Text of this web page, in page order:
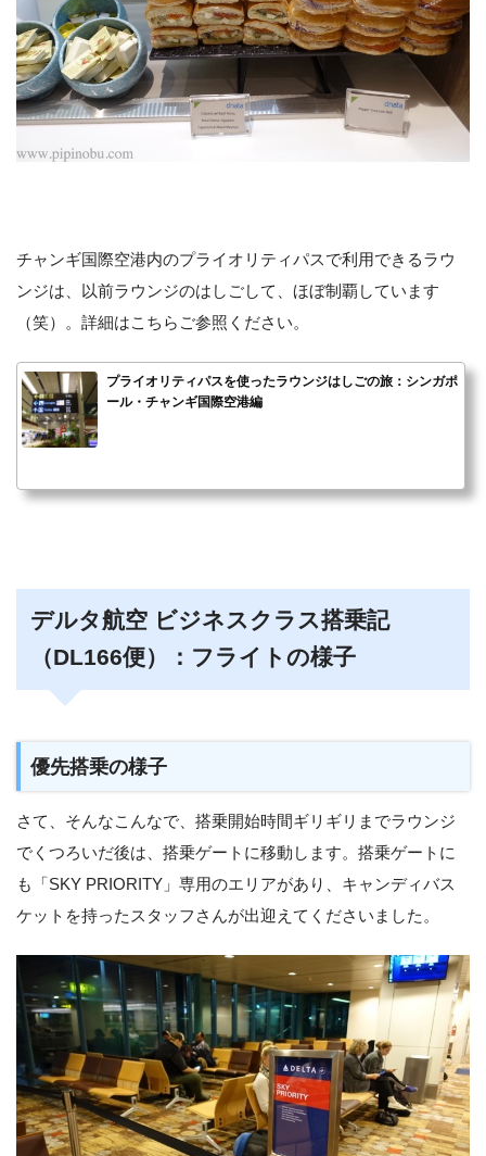
チャンギ国際空港内のプライオリティパスで利用できるラウ
ンジは、以前ラウンジのはしごして、ほぼ制覇しています
（笑）。詳細はこちらご参照ください。
プライオリティパスを使ったラウンジはしごの旅：シンガポ
ール・チャンギ国際空港編
デルタ航空 ビジネスクラス搭乗記
（DL166便）：フライトの様子
優先搭乗の様子
さて、そんなこんなで、搭乗開始時間ギリギリまでラウンジ
でくつろいだ後は、搭乗ゲートに移動します。搭乗ゲートに
も「SKY PRIORITY」専用のエリアがあり、キャンディバス
ケットを持ったスタッフさんが出迎えてくださいました。